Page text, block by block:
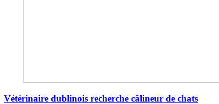
Vétérinaire dublinois recherche câlineur de chats